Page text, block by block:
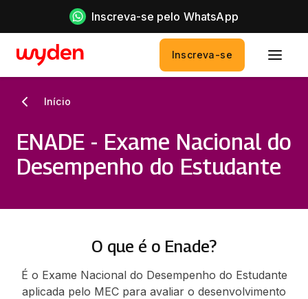
Inscreva-se pelo WhatsApp
Inscreva-se
Início
ENADE - Exame Nacional do
Desempenho do Estudante
O que é o Enade?
É o Exame Nacional do Desempenho do Estudante
aplicada pelo MEC para avaliar o desenvolvimento